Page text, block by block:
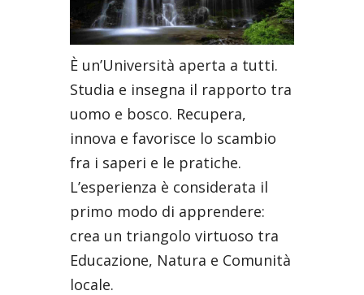
È un’Università aperta a tutti.
Studia e insegna il rapporto tra
uomo e bosco. Recupera,
innova e favorisce lo scambio
fra i saperi e le pratiche.
L’esperienza è considerata il
primo modo di apprendere:
crea un triangolo virtuoso tra
Educazione, Natura e Comunità
locale.